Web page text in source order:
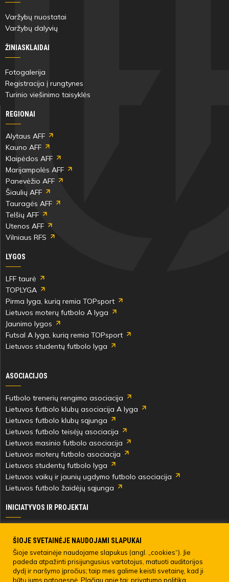
Varžybų nuostatai
Varžybų dalyvių
ŽINIASKLAIDAI
Fotogalerija
Registracija į rungtynes
Turinio viešinimo taisyklės
REGIONAI
Alytaus AFF
Kauno AFF
Klaipėdos AFF
Marijampolės AFF
Panevėžio AFF
Šiaulių AFF
Tauragės AFF
Telšių AFF
Utenos AFF
Vilniaus RFS
LYGOS
LFF taurė
TOPLYGA
Pirma lyga, kurią remia TOPsport
Lietuvos moterų futbolo A lyga
Jaunimo lygos
Futsal A lyga, kurią remia TOPsport
Lietuvos studentų futbolo lyga
ASOCIACIJOS
Futbolo trenerių rengimo asociacija
Lietuvos futbolo klubų asociacija A lyga
Lietuvos futbolo klubų sąjunga
Lietuvos futbolo teisėjų asociacija
Lietuvos masinio futbolo asociacija
Lietuvos moterų futbolo asociacija
Lietuvos studentų futbolo lyga
Lietuvos vaikų ir jaunių ugdymo futbolo asociacija
Lietuvos futbolo žaidėjų sąjunga
INICIATYVOS IR PROJEKTAI
Paramos fondai
Medicinos centras
Live Your Goals
ŠIOJE SVETAINĖJE NAUDOJAMI SLAPUKAI
Šioje svetainėje naudojame slapukus (angl. „cookies“). Jie
padeda atpažinti prisijungusius vartotojus, matuoti auditorijos
dydį ir naršymo įpročius; taip mes galime keisti svetainę, kad ji
būtų jums patogesnė. Plačiau apie tai: privatumo politika.